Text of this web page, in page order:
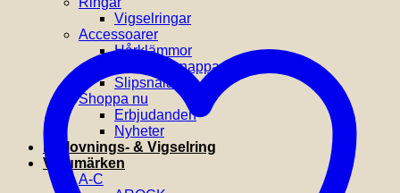
Vigselringar
Accessoarer
Hårklämmor
Manchettknappar
Slipsnålar
Shoppa nu
Erbjudanden
Nyheter
Förlovnings- & Vigselring
Varumärken
A-C